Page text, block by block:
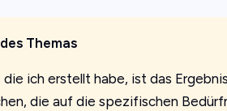
Themas
ich erstellt habe, ist das
die auf die spezifischen